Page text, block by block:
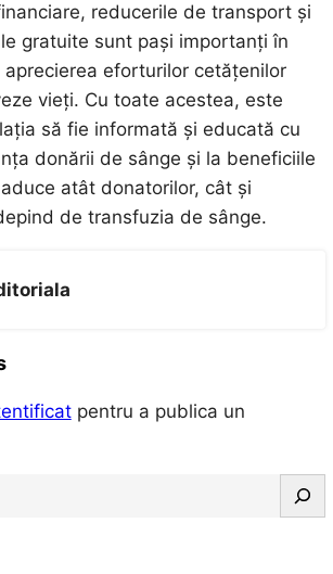
reducerile de transport și
gratuite sunt pași importanți în
aprecierea eforturilor cetățenilor
vieți. Cu toate acestea, este
să fie informată și educată cu
donării de sânge și la beneficiile
atât donatorilor, cât și
de transfuzia de sânge.
pentru a publica un